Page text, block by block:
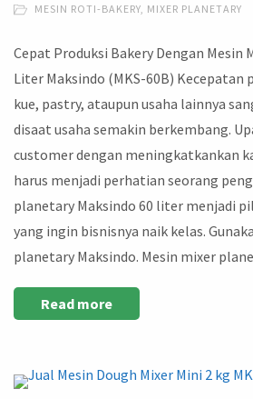
MESIN ROTI-BAKERY MIXER PLANETARY
Cepat Produksi Bakery Dengan Mesin
Liter Maksindo (MKS-60B) Kecepatan
kue, pastry, ataupun usaha lainnya
disaat usaha semakin berkembang.
customer dengan meningkatkankan
harus menjadi perhatian seorang
planetary Maksindo 60 liter menjadi
yang ingin bisnisnya naik kelas.
planetary Maksindo. Mesin mixer
Read more